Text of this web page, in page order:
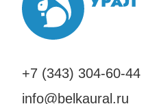
+7 (343) 304-60-44
info@belkaural.ru